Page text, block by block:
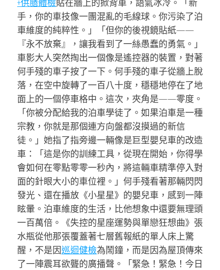
+供膳體檢貼在牆上的掀背車，語氣冰冷。「新
手，你的車技像一團混亂的毛線球。你污染了泊
車維度的純粹性。」「但你的後視鏡貼紙——
『永不放棄』，讓我看到了一絲愚蠢的勇氣。」
車影大人突然掏出一個像是遙控器的裝置，對著
何手殘的車子按了一下。何手殘的車子從牆上脫
落，在空中旋轉了一百八十度，穩穩地停在了地
面上的一個停車格中。這次，夾角是——零度。
「你被分配給我的泊車學徒了。如果泊車是一種
宗教，你就是那個連方向盤都沒摸過的新信
徒。」她指了指旁邊一輛像是巨型嬰兒車的改造
車：「這是你的訓練工具，從現在開始，你得學
會如何在零點零零一秒內，將這輛車精準停入對
面的針眼大小的車位裡。」何手殘看著那輛閃閃
發光、還在播放《小星星》的嬰兒車，感到一陣
眩暈。泊車維度的生活，比他想象中還要無理頭
一百萬倍。《失控的星座運勢與單戀狂想曲》張
水瓶從他那張覆蓋著七層舊報紙的單人床上驚
醒，不是因巡迴健檢為鬧鐘，而是因為屋頂傳來
了一陣震耳欲聾的廣播聲。「緊急！緊急！今日